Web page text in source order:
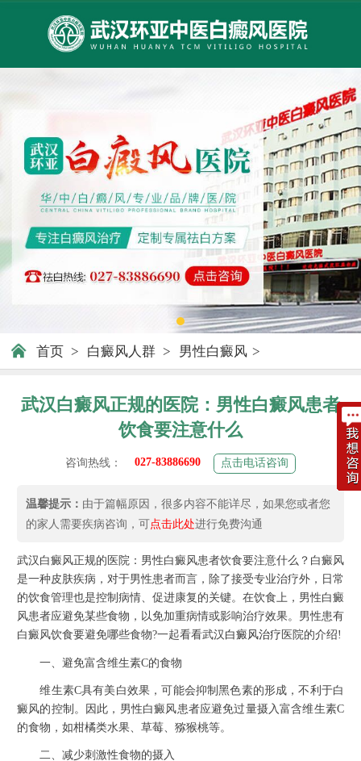
首页 > 白癜风人群 > 男性白癜风 >
武汉白癜风正规的医院：男性白癜风患者
饮食要注意什么
咨询热线： 027-83886690 点击电话咨询
温馨提示： 由于篇幅原因，很多内容不能详尽，如果您或者您
的家人需要疾病咨询，可点击此处进行免费沟通
武汉白癜风正规的医院：男性白癜风患者饮食要注意什么？白癜风
是一种皮肤疾病，对于男性患者而言，除了接受专业治疗外，日常
的饮食管理也是控制病情、促进康复的关键。在饮食上，男性白癜
风患者应避免某些食物，以免加重病情或影响治疗效果。男性患有
白癜风饮食要避免哪些食物?一起看看武汉 白癜风治疗 医院的介绍!
一、避免富含维生素C的食物
维生素C具有美白效果，可能会抑制黑色素的形成，不利于白
癜风的控制。因此，男性白癜风患者应避免过量摄入富含维生素C
的食物，如柑橘类水果、草莓、猕猴桃等。
二、减少刺激性食物的摄入